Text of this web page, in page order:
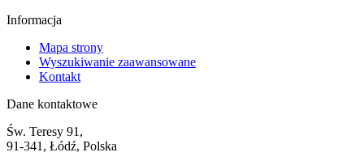
Informacja
Mapa strony
Wyszukiwanie zaawansowane
Kontakt
Dane kontaktowe
Św. Teresy 91,
91-341, Łódź, Polska